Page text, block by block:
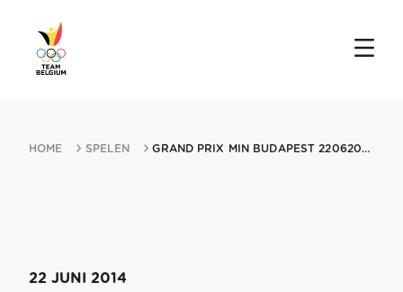
HOME SPELEN GRAND PRIX MIN BUDAPEST 22062014 BUDAPEST
22 JUNI 2014